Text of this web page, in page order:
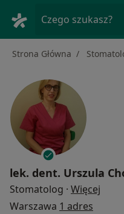
Czego szukasz?
Strona Główna
lek. dent. Urszula
Stomatolog · Więcej
Warszawa 1 adres